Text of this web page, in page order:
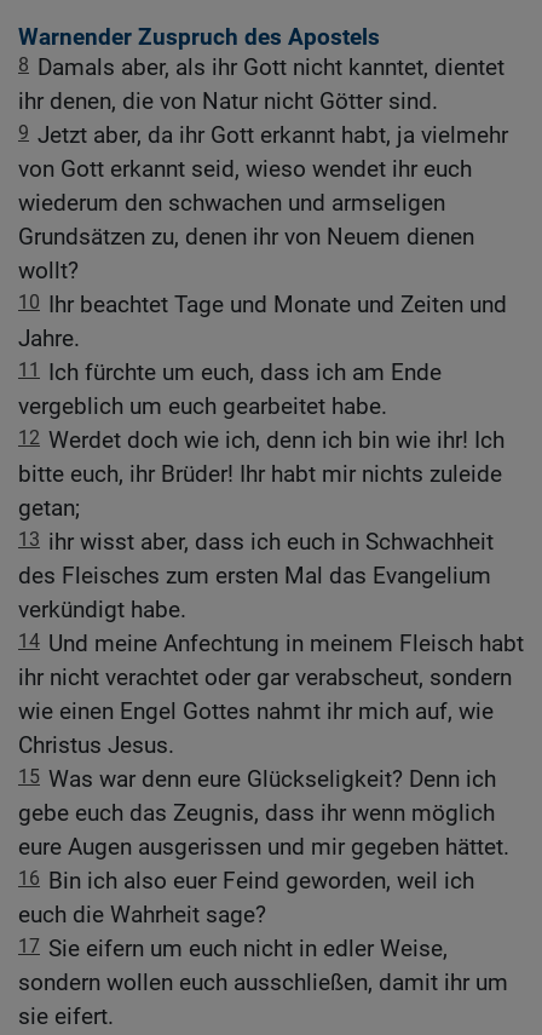
Warnender Zuspruch des Apostels
8 Damals aber, als ihr Gott nicht kanntet, dientet
ihr denen, die von Natur nicht Götter sind.
9 Jetzt aber, da ihr Gott erkannt habt, ja vielmehr
von Gott erkannt seid, wieso wendet ihr euch
wiederum den schwachen und armseligen
Grundsätzen zu, denen ihr von Neuem dienen
wollt?
10 Ihr beachtet Tage und Monate und Zeiten und
Jahre.
11
Ich fürchte um euch, dass ich am Ende
vergeblich um euch gearbeitet habe.
12 Werdet doch wie ich, denn ich bin wie ihr! Ich
bitte euch, ihr Brüder! Ihr habt mir nichts zuleide
getan;
13 ihr wisst aber, dass ich euch in Schwachheit
des Fleisches zum ersten Mal das Evangelium
verkündigt habe.
14 Und meine Anfechtung in meinem Fleisch habt
ihr nicht verachtet oder gar verabscheut, sondern
wie einen Engel Gottes nahmt ihr mich auf, wie
Christus Jesus.
15 Was war denn eure Glückseligkeit? Denn ich
gebe euch das Zeugnis, dass ihr wenn möglich
eure Augen ausgerissen und mir gegeben hättet.
16 Bin ich also euer Feind geworden, weil ich
euch die Wahrheit sage?
17 Sie eifern um euch nicht in edler Weise,
sondern wollen euch ausschließen, damit ihr um
sie eifert.